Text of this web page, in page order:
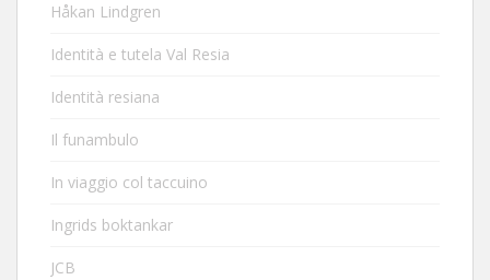
Håkan Lindgren
Identità e tutela Val Resia
Identità resiana
Il funambulo
In viaggio col taccuino
Ingrids boktankar
JCB